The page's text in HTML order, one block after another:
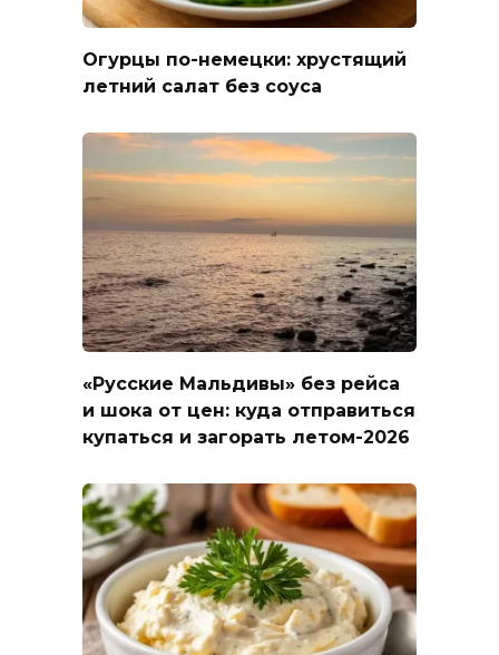
Огурцы по-немецки: хрустящий
летний салат без соуса
«Русские Мальдивы» без рейса
и шока от цен: куда отправиться
купаться и загорать летом-2026